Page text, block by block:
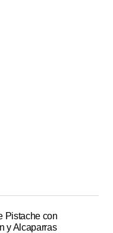
Pistache con
y Alcaparras